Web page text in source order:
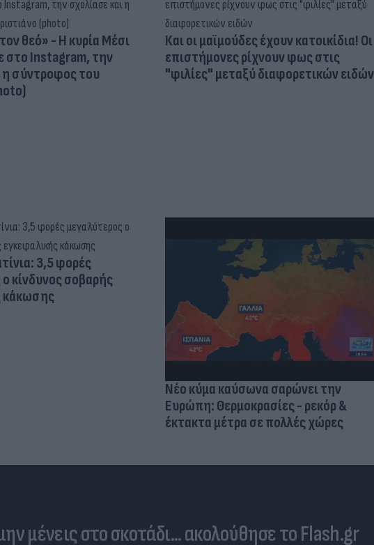
θεό» - Η κυρία Μέσι
στο Instagram, την
η σύντροφος του
Και οι μαϊμούδες έχουν κατοικίδια! Οι
επιστήμονες ρίχνουν φως στις
"φιλίες" μεταξύ διαφορετικών ειδών
3,5 φορές
κίνδυνος σοβαρής
κάκωσης
Νέο κύμα καύσωνα σαρώνει την
Ευρώπη: Θερμοκρασίες - ρεκόρ &
έκτακτα μέτρα σε πολλές χώρες
μένεις στο σκοτάδι... ακολούθησε το Flash.gr